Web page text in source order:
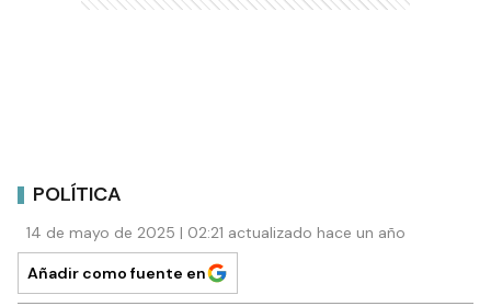
POLÍTICA
14 de mayo de 2025 | 02:21 actualizado hace un año
Añadir como fuente en